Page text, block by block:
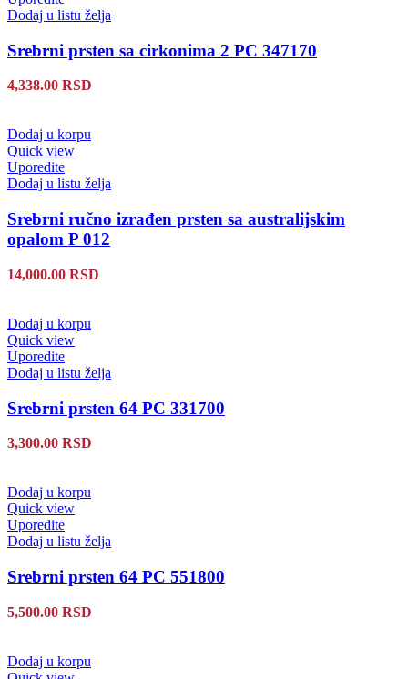
Dodaj u listu želja
Srebrni prsten sa cirkonima 2 PC 347170
4,338.00 RSD
Dodaj u korpu
Quick view
Uporedite
Dodaj u listu želja
Srebrni ručno izrađen prsten sa australijskim
opalom P 012
14,000.00 RSD
Dodaj u korpu
Quick view
Uporedite
Dodaj u listu želja
Srebrni prsten 64 PC 331700
3,300.00 RSD
Dodaj u korpu
Quick view
Uporedite
Dodaj u listu želja
Srebrni prsten 64 PC 551800
5,500.00 RSD
Dodaj u korpu